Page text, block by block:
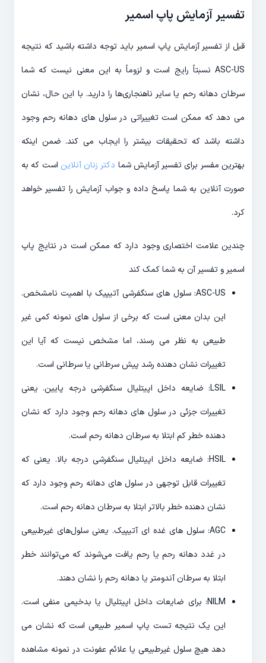
تفسیر آزمایش پاپ اسمیر
قبل از تفسیر آزمایش پاپ اسمیر باید توجه داشته باشید که نتیجه
ASC-US نسبتاً رایج است و لزوماً به این معنی نیست که شما
سرطان دهانه رحم یا سایر ناهنجاری‌ها را دارید. با این حال، نشان
می دهد که ممکن است تغییراتی در سلول های دهانه رحم وجود
داشته باشد که تحقیقات بیشتر را ایجاب می کند. ضمن اینکه
بهترین مفسر برای تفسیر آزمایش شما دکتر زنان آنلاین است که به
صورت آنلاین به شما پاسخ داده و جواب آزمایش را تفسیر خواهد
کرد.
چندین علامت اختصاری وجود دارد که ممکن است در نتایج پاپ
اسمیر و تفسیر آن به شما کمک کند
ASC-US: سلول های سنگفرشی آتیپیک با اهمیت نامشخص.
این بدان معنی است که برخی از سلول های نمونه کمی غیر
طبیعی به نظر می رسند، اما مشخص نیست که آیا این
تغییرات نشان دهنده رشد پیش سرطانی یا سرطانی است.
LSIL: ضایعه داخل اپیتلیال سنگفرشی درجه پایین. یعنی
تغییرات جزئی در سلول های دهانه رحم وجود دارد که نشان
دهنده خطر کم ابتلا به سرطان دهانه رحم است.
HSIL: ضایعه داخل اپیتلیال سنگفرشی درجه بالا. یعنی که
تغییرات قابل توجهی در سلول های دهانه رحم وجود دارد که
نشان دهنده خطر بالاتر ابتلا به سرطان دهانه رحم است.
AGC: سلول های غده ای آتیپیک. یعنی سلول‌های غیرطبیعی
در غدد دهانه رحم یا رحم یافت می‌شوند که می‌توانند خطر
ابتلا به سرطان آندومتر یا دهانه رحم را نشان دهند.
NILM: برای ضایعات داخل اپیتلیال یا بدخیمی منفی است.
این یک نتیجه تست پاپ اسمیر طبیعی است که نشان می
دهد هیچ سلول غیرطبیعی یا علائم عفونت در نمونه مشاهده